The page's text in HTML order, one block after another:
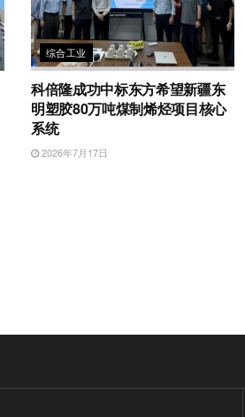
综合工业
科倍隆成功中标东方希望新疆东
明塑胶80万吨煤制烯烃项目核心
系统
2026年7月17日